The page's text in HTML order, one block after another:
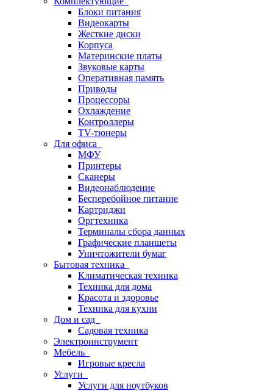
Блоки питания
Видеокарты
Жесткие диски
Корпуса
Материнские платы
Звуковые карты
Оперативная память
Приводы
Процессоры
Охлаждение
Контроллеры
TV-тюнеры
Для офиса
МФУ
Принтеры
Сканеры
Видеонаблюдение
Бесперебойное питание
Картриджи
Оргтехника
Терминалы сбора данных
Графические планшеты
Уничтожители бумаг
Бытовая техника
Климатическая техника
Техника для дома
Красота и здоровье
Техника для кухни
Дом и сад
Садовая техника
Электроинструмент
Мебель
Игровые кресла
Услуги
Услуги для ноутбуков